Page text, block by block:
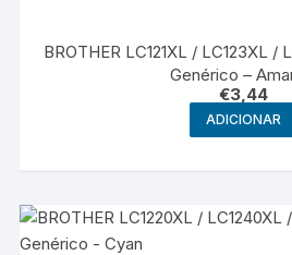
BROTHER LC121XL / LC123XL /
Genérico –
€3,44
ADICIONAR